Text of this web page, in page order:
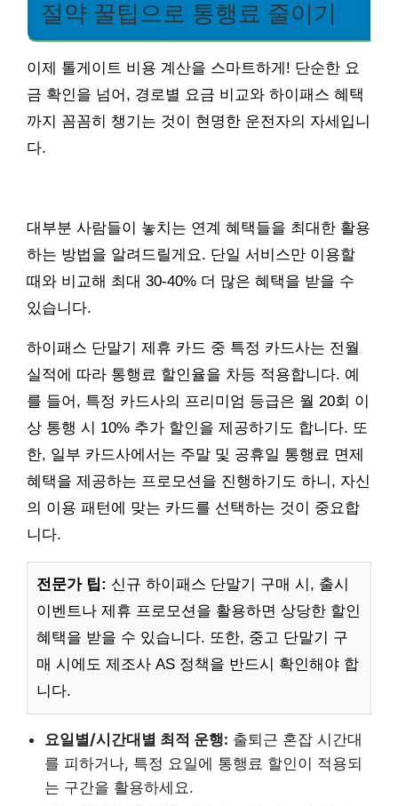
절약 꿀팁으로 통행료 줄이기
이제 톨게이트 비용 계산을 스마트하게! 단순한 요
금 확인을 넘어, 경로별 요금 비교와 하이패스 혜택
까지 꼼꼼히 챙기는 것이 현명한 운전자의 자세입니
다.
대부분 사람들이 놓치는 연계 혜택들을 최대한 활용
하는 방법을 알려드릴게요. 단일 서비스만 이용할
때와 비교해 최대 30-40% 더 많은 혜택을 받을 수
있습니다.
하이패스 단말기 제휴 카드 중 특정 카드사는 전월
실적에 따라 통행료 할인율을 차등 적용합니다. 예
를 들어, 특정 카드사의 프리미엄 등급은 월 20회 이
상 통행 시 10% 추가 할인을 제공하기도 합니다. 또
한, 일부 카드사에서는 주말 및 공휴일 통행료 면제
혜택을 제공하는 프로모션을 진행하기도 하니, 자신
의 이용 패턴에 맞는 카드를 선택하는 것이 중요합
니다.
전문가 팁: 신규 하이패스 단말기 구매 시, 출시
이벤트나 제휴 프로모션을 활용하면 상당한 할인
혜택을 받을 수 있습니다. 또한, 중고 단말기 구
매 시에도 제조사 AS 정책을 반드시 확인해야 합
니다.
요일별/시간대별 최적 운행: 출퇴근 혼잡 시간대
를 피하거나, 특정 요일에 통행료 할인이 적용되
는 구간을 활용하세요.